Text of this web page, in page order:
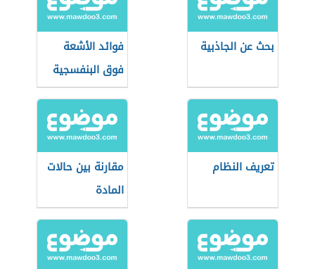
بحث عن الجاذبية
فوائد الأشعة
فوق البنفسجية
تعريف النظام
مقارنة بين حالات
المادة